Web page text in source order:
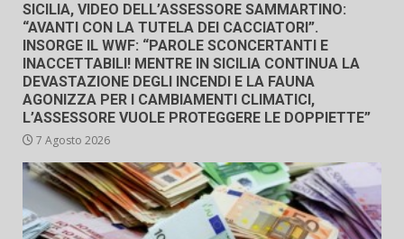
SICILIA, VIDEO DELL’ASSESSORE SAMMARTINO:
“AVANTI CON LA TUTELA DEI CACCIATORI”.
INSORGE IL WWF: “PAROLE SCONCERTANTI E
INACCETTABILI! MENTRE IN SICILIA CONTINUA LA
DEVASTAZIONE DEGLI INCENDI E LA FAUNA
AGONIZZA PER I CAMBIAMENTI CLIMATICI,
L’ASSESSORE VUOLE PROTEGGERE LE DOPPIETTE”
7 Agosto 2026